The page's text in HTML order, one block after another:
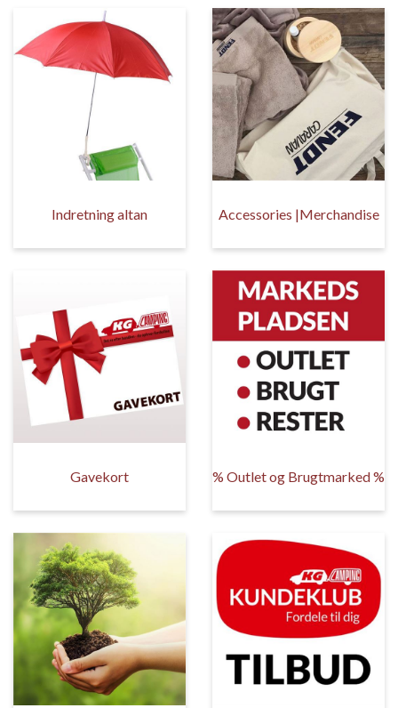
Indretning altan Accessories |Merchandise
Gavekort % Outlet og Brugtmarked %